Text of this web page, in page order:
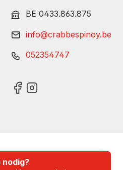
BE 0433.863.875
info@crabbespinoy.be
052354747
nodig?